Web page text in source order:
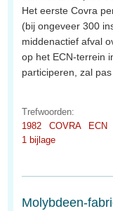
Het eerste Covra
(bij ongeveer 300
middenactief afval
op het ECN-terrein
participeren, zal
Trefwoorden:
1982
COVRA ECN
1 bijlage
Molybdeen-